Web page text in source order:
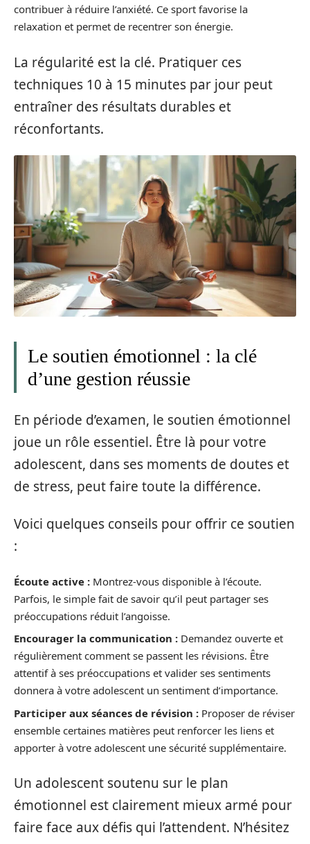
contribuer à réduire l’anxiété. Ce sport favorise la
relaxation et permet de recentrer son énergie.
La régularité est la clé. Pratiquer ces
techniques 10 à 15 minutes par jour peut
entraîner des résultats durables et
réconfortants.
Le soutien émotionnel : la clé
d’une gestion réussie
En période d’examen, le soutien émotionnel
joue un rôle essentiel. Être là pour votre
adolescent, dans ses moments de doutes et
de stress, peut faire toute la différence.
Voici quelques conseils pour offrir ce soutien
:
Écoute active : Montrez-vous disponible à l’écoute.
Parfois, le simple fait de savoir qu’il peut partager ses
préoccupations réduit l’angoisse.
Encourager la communication : Demandez ouverte et
régulièrement comment se passent les révisions. Être
attentif à ses préoccupations et valider ses sentiments
donnera à votre adolescent un sentiment d’importance.
Participer aux séances de révision : Proposer de réviser
ensemble certaines matières peut renforcer les liens et
apporter à votre adolescent une sécurité supplémentaire.
Un adolescent soutenu sur le plan
émotionnel est clairement mieux armé pour
faire face aux défis qui l’attendent. N’hésitez